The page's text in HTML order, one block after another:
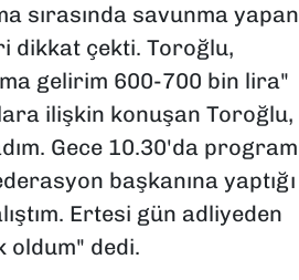
sırasında savunma yapan
dikkat çekti. Toroğlu,
gelirim 600-700 bin lira"
ilişkin konuşan Toroğlu,
Gece 10.30'da program
başkanına yaptığı
Ertesi gün adliyeden
oldum" dedi.